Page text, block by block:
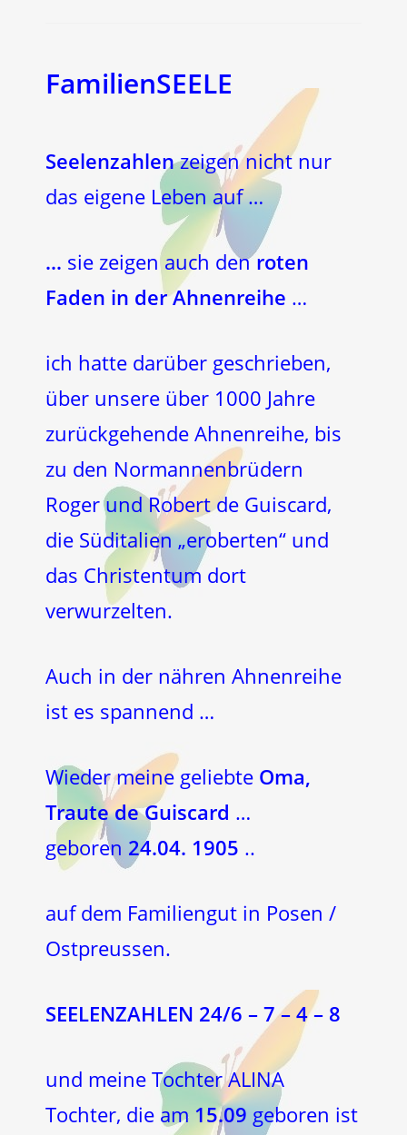
FamilienSEELE
Seelenzahlenzeigen nicht nur
das eigene Leben auf …
… sie zeigen auch denroten
Faden in der Ahnenreihe …
ich hatte darüber geschrieben,
über unsere über 1000 Jahre
zurückgehende Ahnenreihe, bis
zu den Normannenbrüdern
Roger und Robert de Guiscard,
die Süditalien „eroberten“ und
das Christentum dort
verwurzelten.
Auch in der nähren Ahnenreihe
ist es spannend …
Wieder meine geliebte Oma,
Traute de Guiscard …
geboren 24.04. 1905 ..
auf dem Familiengut in Posen /
Ostpreussen.
SEELENZAHLEN 24/6 – 7 – 4 – 8
und meine Tochter ALINA
Tochter, die am 15.09 geboren ist